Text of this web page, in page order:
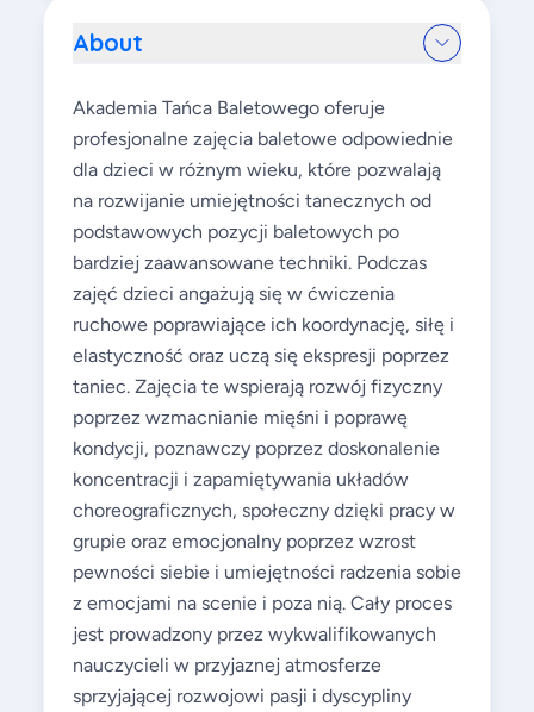
About
Akademia Tańca Baletowego oferuje
profesjonalne zajęcia baletowe odpowiednie
dla dzieci w różnym wieku, które pozwalają
na rozwijanie umiejętności tanecznych od
podstawowych pozycji baletowych po
bardziej zaawansowane techniki. Podczas
zajęć dzieci angażują się w ćwiczenia
ruchowe poprawiające ich koordynację, siłę i
elastyczność oraz uczą się ekspresji poprzez
taniec. Zajęcia te wspierają rozwój fizyczny
poprzez wzmacnianie mięśni i poprawę
kondycji, poznawczy poprzez doskonalenie
koncentracji i zapamiętywania układów
choreograficznych, społeczny dzięki pracy w
grupie oraz emocjonalny poprzez wzrost
pewności siebie i umiejętności radzenia sobie
z emocjami na scenie i poza nią. Cały proces
jest prowadzony przez wykwalifikowanych
nauczycieli w przyjaznej atmosferze
sprzyjającej rozwojowi pasji i dyscypliny